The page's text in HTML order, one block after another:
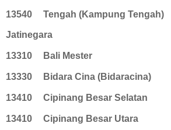
13540 Tengah (Kampung Tengah)
Jatinegara
13310 Bali Mester
13330 Bidara Cina (Bidaracina)
13410 Cipinang Besar Selatan
13410 Cipinang Besar Utara